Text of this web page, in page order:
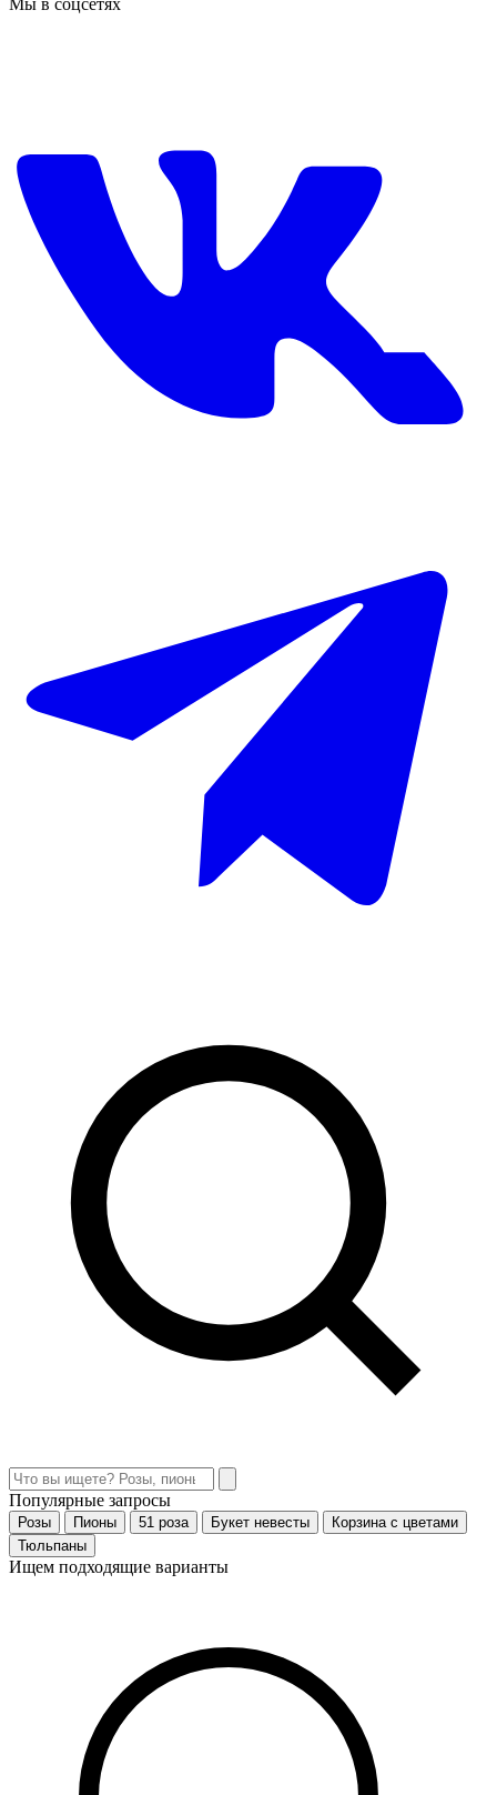
Мы в соцсетях
Популярные запросы
Розы Пионы 51 роза Букет невесты
Корзина с цветами
Тюльпаны
Ищем подходящие варианты